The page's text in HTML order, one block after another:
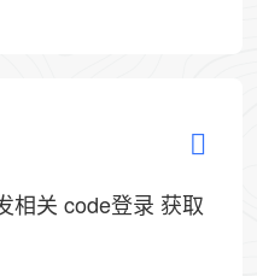
相关 code登录 获取